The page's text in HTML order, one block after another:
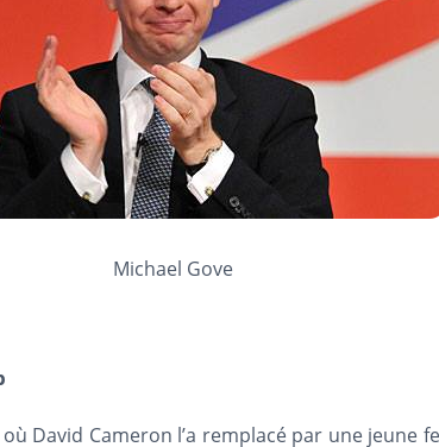
Michael Gove
David Cameron l’a remplacé par une jeune